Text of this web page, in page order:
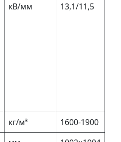
кВ/мм 13,1/11,5
кг/м³
1600-1900